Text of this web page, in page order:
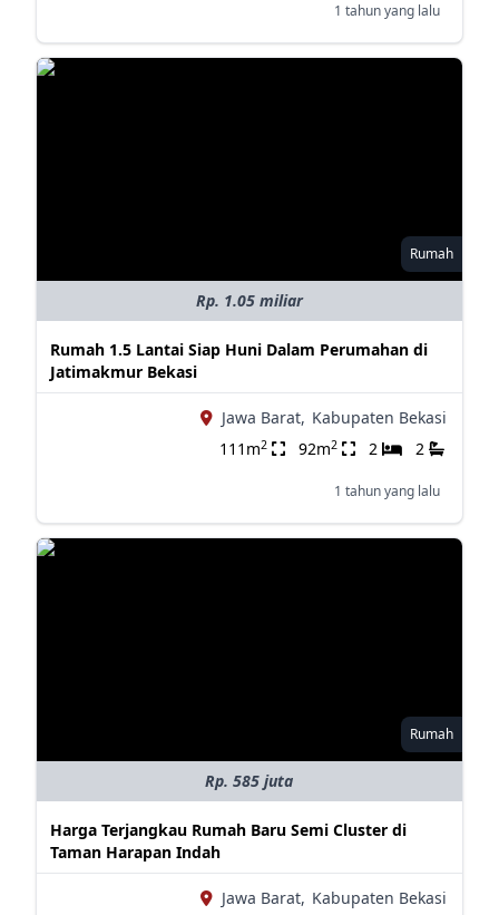
1 tahun yang lalu
Rumah
Rp. 1.05 miliar
Rumah 1.5 Lantai Siap Huni Dalam Perumahan di
Jatimakmur Bekasi
Jawa Barat, Kabupaten Bekasi
111m2 92m2 2 2
1 tahun yang lalu
Rumah
Rp. 585 juta
Harga Terjangkau Rumah Baru Semi Cluster di
Taman Harapan Indah
Jawa Barat, Kabupaten Bekasi